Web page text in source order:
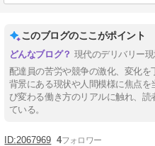
このブログのここがポイント
現代のデリバリー
配達員の苦労や競争の激化、変化
背景にある現状や人間模様に焦点
び変わる働き方のリアルに触れ、
ている。
2067969 4